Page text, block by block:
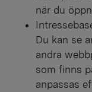
när du
Du kan se
andra
som finns
anpassas